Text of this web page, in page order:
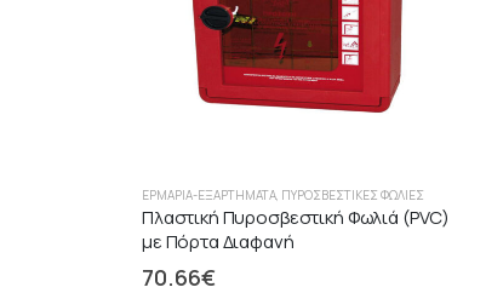
ΕΡΜΆΡΙΑ-ΕΞΑΡΤΉΜΑΤΑ ΠΥΡΟΣΒΕΣΤΙΚΈΣ ΦΩΛΙΈΣ
Πλαστική Πυροσβεστική Φωλιά (PVC)
με Πόρτα Διαφανή
70.66€